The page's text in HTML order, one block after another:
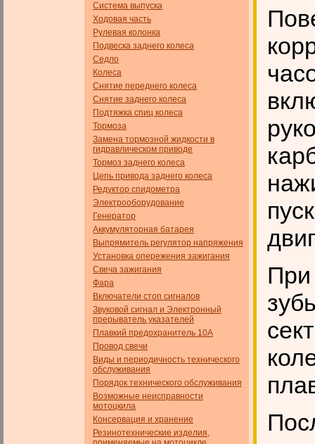
Система выпуска
Ходовая часть
Рулевая колонка
Подвеска заднего колеса
Седло
Колеса
Снятие переднего колеса
Снятие заднего колеса
Подтяжка спиц колеса
Тормоза
Замена тормозной жидкости в
гидравлическом приводе
Тормоз заднего колеса
Цепь привода заднего колеса
Редуктор спидометра
Электрооборудование
Генератор
Аккумуляторная батарея
Выпрямитель регулятор напряжения
Установка опережения зажигания
Свеча зажигания
Фара
Включатели стоп сигналов
Звуковой сигнал и Электронный
прерыватель указателей
Плавкий предохранитель 10А
Провод свечи
Виды и периодичность технического
обслуживания
Порядок технического обслуживания
Возможные неисправности
мотоцкила
Консервация и хранение
Резинотехнические изделия,
При